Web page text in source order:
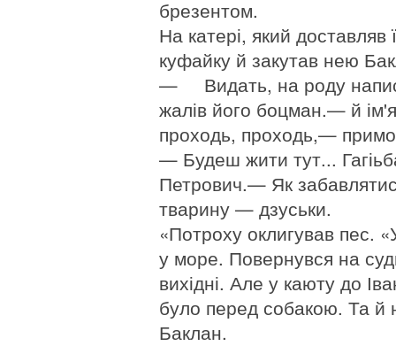
брезентом.
На катері, який
куфайку й закутав нею
— Видать, на роду
жалів його боцман.— й
проходь, проходь,—
— Будеш жити тут...
Петрович.— Як
тварину — дзуськи.
«Потроху оклигував пес.
у море. Повернувся на
вихідні. Але у каюту до
було перед собакою. Та
Баклан.